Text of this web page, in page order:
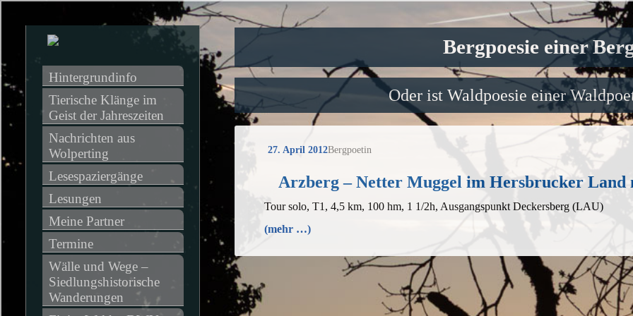
Bergpoesie einer
Oder ist Waldpoesie einer
27. April 2012Bergpoetin
Arzberg – Netter Muggel im Hersbrucker Land
Tour solo, T1, 4,5 km, 100 hm, 1 1/2h, Ausgangspunkt Deckersberg (LAU)
(mehr …)
Hintergrundinfo
Tierische Klänge im
Geist der Jahreszeiten
Nachrichten aus
Wolperting
Lesespaziergänge
Lesungen
Meine Partner
Termine
Wälle und Wege –
Siedlungshistorische
Wanderungen